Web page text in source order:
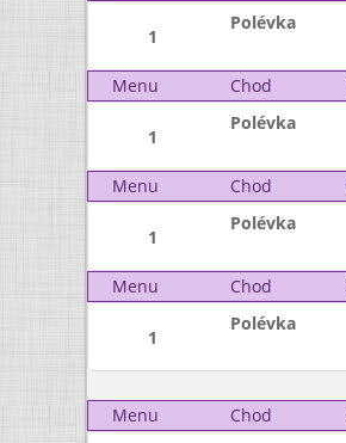
1
Polévka
Menu Chod
1
Polévka
Menu Chod
1
Polévka
Menu Chod
1
Polévka
Menu
Chod